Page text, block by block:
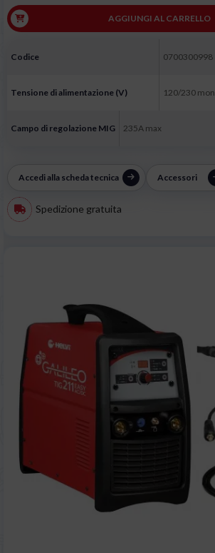
AGGIUNGI AL CARRELLO
Codice 0700300998
Tensione di alimentazione (V) 120/230
Campo di regolazione MIG 235A max
Accedi alla scheda tecnica Accessori
Spedizione gratuita